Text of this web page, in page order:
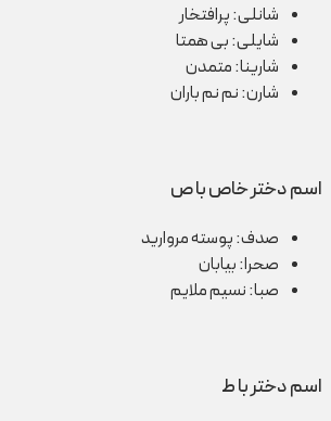
شانلی: پرافتخار
شایلی: بی همتا
شارینا: متمدن
شارن: نم نم باران
اسم دختر خاص با ص
صدف: پوسته مروارید
صحرا: بیابان
صبا: نسیم ملایم
اسم دختر با ط